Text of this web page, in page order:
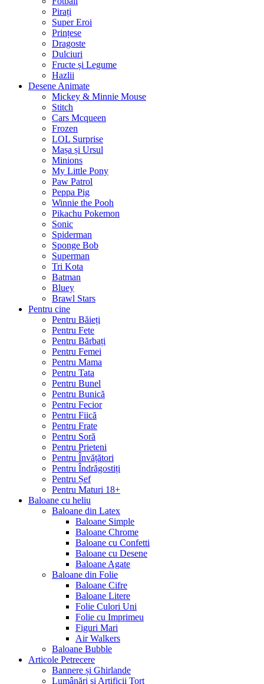
Pirați
Super Eroi
Prințese
Dragoste
Dulciuri
Fructe și Legume
Hazlii
Desene Animate
Mickey & Minnie Mouse
Stitch
Cars Mcqueen
Frozen
LOL Surprise
Mașa și Ursul
Minions
My Little Pony
Paw Patrol
Peppa Pig
Winnie the Pooh
Pikachu Pokemon
Sonic
Spiderman
Sponge Bob
Superman
Tri Kota
Batman
Bluey
Brawl Stars
Pentru cine
Pentru Băieți
Pentru Fete
Pentru Bărbați
Pentru Femei
Pentru Mama
Pentru Tata
Pentru Bunel
Pentru Bunică
Pentru Fecior
Pentru Fiică
Pentru Frate
Pentru Soră
Pentru Prieteni
Pentru Învățători
Pentru Îndrăgostiți
Pentru Șef
Pentru Maturi 18+
Baloane cu heliu
Baloane din Latex
Baloane Simple
Baloane Chrome
Baloane cu Confetti
Baloane cu Desene
Baloane Agate
Baloane din Folie
Baloane Cifre
Baloane Litere
Folie Culori Uni
Folie cu Imprimeu
Figuri Mari
Air Walkers
Baloane Bubble
Articole Petrecere
Bannere și Ghirlande
Lumânări și Artificii Tort